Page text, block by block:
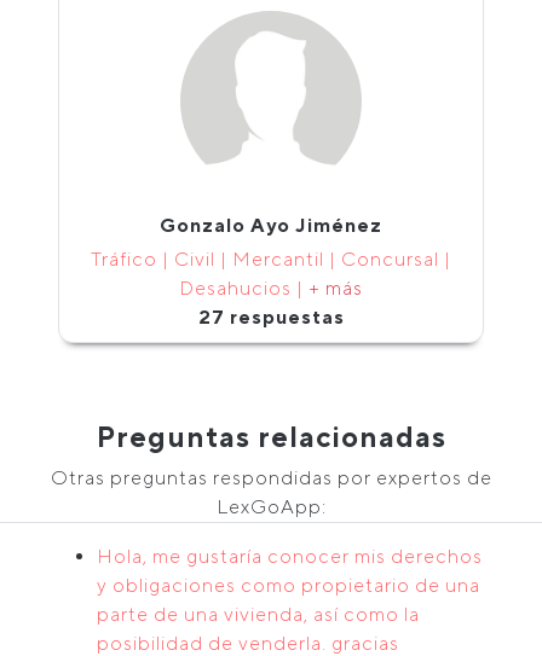
Gonzalo Ayo Jiménez
Tráfico | Civil | Mercantil | Concursal |
Desahucios | + más
27 respuestas
Preguntas relacionadas
Otras preguntas respondidas por expertos de
LexGoApp:
Hola, me gustaría conocer mis derechos
y obligaciones como propietario de una
parte de una vivienda, así como la
posibilidad de venderla. gracias